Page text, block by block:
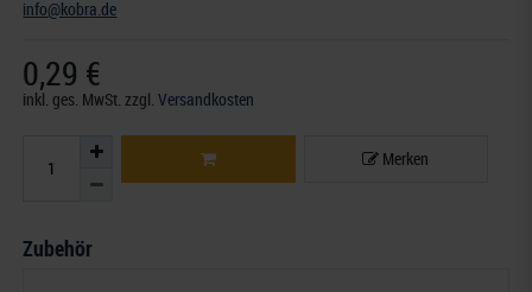
info@kobra.de
0,29 €
inkl. ges. MwSt.zzgl.Versandkosten
Merken
Zubehör